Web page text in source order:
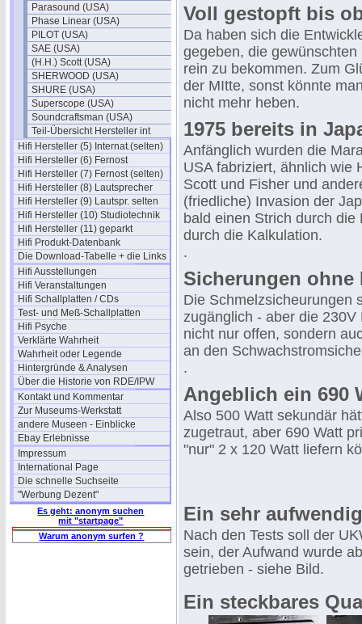
Parasound (USA)
Phase Linear (USA)
PILOT (USA)
SAE (USA)
(H.H.) Scott (USA)
SHERWOOD (USA)
SHURE (USA)
Superscope (USA)
Soundcraftsman (USA)
Teil-Übersicht Hersteller int
Hifi Hersteller (5) Internat.(selten)
Hifi Hersteller (6) Fernost
Hifi Hersteller (7) Fernost (selten)
Hifi Hersteller (8) Lautsprecher
Hifi Hersteller (9) Lautspr. selten
Hifi Hersteller (10) Studiotechnik
Hifi Hersteller (11) geparkt
Hifi Produkt-Datenbank
Die Download-Tabelle + die Links
Hifi Ausstellungen
Hifi Veranstaltungen
Hifi Schallplatten / CDs
Test- und Meß-Schallplatten
Hifi Psyche
Verklärte Wahrheit
Wahrheit oder Legende
Hintergründe & Analysen
Über die Historie von RDE/IPW
Kontakt und Kommentar
Zur Museums-Werkstatt
andere Museen - Einblicke
Ebay Erlebnisse
Impressum
International Page
Die schnelle Suchseite
"Werbung Dezent"
Es geht: anonym suchen
mit "startpage"
Warum anonym surfen ?
Voll gestopft bis
Da haben sich die
gegeben, die
rein zu bekommen. Zum
der MItte, sonst könnte
nicht mehr heben.
1975 bereits in
Anfänglich wurden die
USA fabriziert, ähnlich wie
Scott und Fisher und
(friedliche) Invasion der
bald einen Strich durch die
durch die Kalkulation.
.
Sicherungen ohne
Die Schmelzsicheurungen
zugänglich - aber die 230V
nicht nur offen, sondern
an den
.
Angeblich ein 690
Also 500 Watt sekundär
zugetraut, aber 690 Watt
"nur" 2 x 120 Watt liefern
Ein sehr
Nach den Tests soll der
sein, der Aufwand wurde
getrieben - siehe Bild.
Ein steckbares